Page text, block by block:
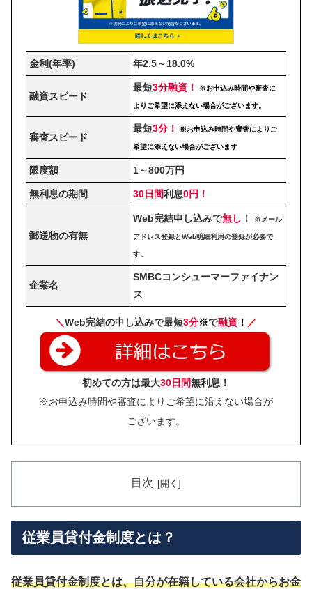
金利(年率) 年2.5～18.0%
融資スピード
最短3分融資！ ※お申込み時間や審査に
よりご希望に添えない場合がございます。
審査スピード
最短3分！ ※お申込み時間や審査によりご
希望に添えない場合がございます
限度額 1～800万円
無利息の期間 30日間利息0円！
郵送物の有無
Web完結申し込みで無し ！ ※メール
アドレス登録とWeb明細利用の登録が必要で
す。
企業名
SMBCコンシューマーファイナン
ス
＼Web完結の申し込みで最短3分※で融資 ！ ／
初めての方は最大30日間無利息！
※お申込み時間や審査によりご希望に沿えない場合が
ございます。
目次
従業員貸付金制度とは？
従業員貸付金制度とは、自分が在籍している会社からお金